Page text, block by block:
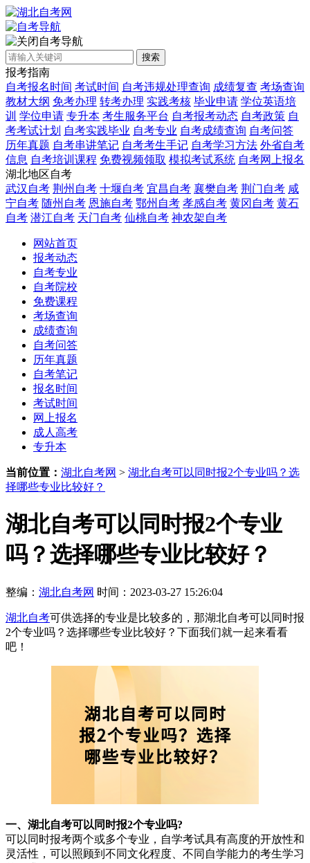
自考导航
搜索
报考指南
自考报名时间 考试时间 自考违规处理查询 成绩复查 考场查询
教材大纲 免考办理 转考办理 实践考核 毕业申请 学位英语培
训 学位申请 专升本 考生服务平台 自考报考动态 自考政策 自
考考试计划 自考实践毕业 自考专业 自考成绩查询 自考问答
历年真题 自考串讲笔记 自考考生手记 自考学习方法 外省自考
信息 自考培训课程 免费视频领取 模拟考试系统 自考网上报名
湖北地区自考
武汉自考 荆州自考 十堰自考 宜昌自考 襄樊自考 荆门自考 咸
宁自考 随州自考 恩施自考 鄂州自考 孝感自考 黄冈自考 黄石
自考 潜江自考 天门自考 仙桃自考 神农架自考
网站首页
报考动态
自考专业
自考院校
免费课程
考场查询
成绩查询
自考问答
历年真题
自考笔记
报名时间
考试时间
网上报名
成人高考
专升本
当前位置： 湖北自考网 > 湖北自考可以同时报2个专业吗？选
择哪些专业比较好？
湖北自考可以同时报2个专业
吗？选择哪些专业比较好？
整编： 湖北自考网 时间：2023-03-27 15:26:04
湖北自考可供选择的专业是比较多的，那湖北自考可以同时报
2个专业吗？选择哪些专业比较好？下面我们就一起来看看
吧！
一、湖北自考可以同时报2个专业吗?
可以同时报考两个或多个专业，自学考试具有高度的开放性和
灵活性，可以照顾到不同文化程度、不同自学能力的考生学习